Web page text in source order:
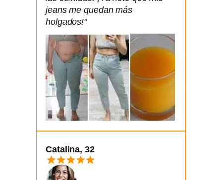
jeans me quedan más
holgados!"
Catalina, 32